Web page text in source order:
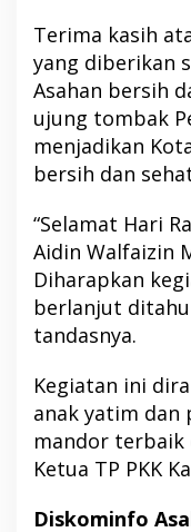
Terima kasih
yang diberikan
Asahan bersih
ujung tombak
menjadikan
bersih dan
“Selamat Hari
Aidin Walfaizin
Diharapkan
berlanjut
tandasnya.
Kegiatan ini
anak yatim dan
mandor terbaik
Ketua TP PKK
Diskominfo